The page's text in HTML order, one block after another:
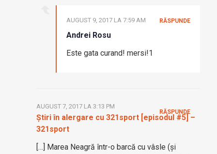
Andrei Rosu
AUGUST 9, 2017 LA 7:59 AM
Este gata curand! mersi!1
RĂSPUNDE
Știri în alergare cu 321sport [episodul #5] –
321sport
AUGUST 7, 2017 LA 3:13 PM
[…] Marea Neagră într-o barcă cu vâsle (și
RĂSPUNDE